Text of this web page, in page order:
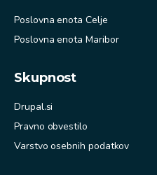
Poslovna enota Celje
Poslovna enota Maribor
Skupnost
Drupal.si
Pravno obvestilo
Varstvo osebnih podatkov